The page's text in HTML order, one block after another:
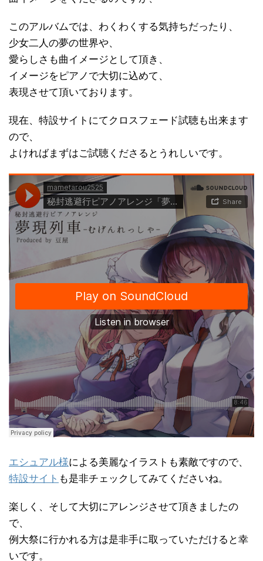
このアルバムでは、わくわくする気持ちだったり、
少女二人の夢の世界や、
愛らしさも曲イメージとして頂き、
イメージをピアノで大切に込めて、
表現させて頂いております。
現在、特設サイトにてクロスフェード試聴も出来ます
ので、
よければまずはご試聴くださるとうれしいです。
エシュアル様による美麗なイラストも素敵ですので、
特設サイト も是非チェックしてみてくださいね。
楽しく、そして大切にアレンジさせて頂きましたの
で、
例大祭に行かれる方は是非手に取っていただけると幸
いです。